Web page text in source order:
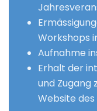
Workshops
Aufnahme
Erhalt der
und Zugang
Website des